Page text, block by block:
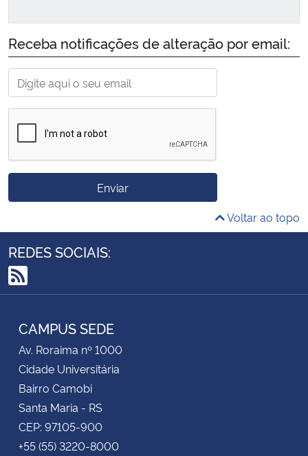
Planalto
Receba notificações de alteração por email:
Enviar
Voltar ao topo
REDES SOCIAIS:
RSS
CAMPUS SEDE
Av. Roraima nº 1000
Cidade Universitária
Bairro Camobi
Santa Maria - RS
CEP: 97105-900
+55 (55) 3220-8000